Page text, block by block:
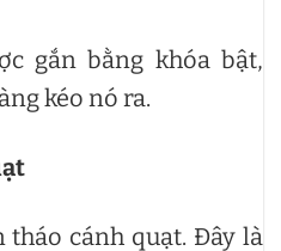
gắn bằng khóa bật,
kéo nó ra.
tháo cánh quạt. Đây là